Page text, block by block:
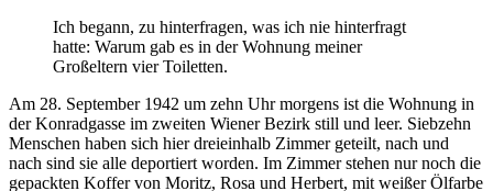
Ich begann, zu hinterfragen, was ich nie hinterfragt
hatte: Warum gab es in der Wohnung meiner
Großeltern vier Toiletten.
Am 28. September 1942 um zehn Uhr morgens ist die Wohnung in
der Konradgasse im zweiten Wiener Bezirk still und leer. Siebzehn
Menschen haben sich hier dreieinhalb Zimmer geteilt, nach und
nach sind sie alle deportiert worden. Im ­Zimmer stehen nur noch die
gepackten Koffer von Moritz, Rosa und Herbert, mit weißer Ölfarbe